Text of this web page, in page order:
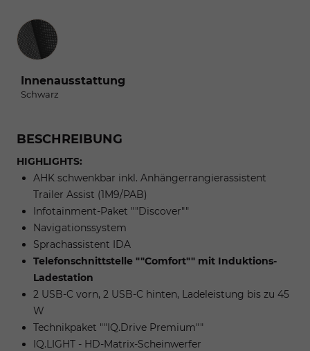
Innenausstattung
Innenausstattung
Schwarz
BESCHREIBUNG
HIGHLIGHTS:
AHK schwenkbar inkl. Anhängerrangierassistent
Trailer Assist (1M9/PAB)
Infotainment-Paket ""Discover""
Navigationssystem
Sprachassistent IDA
Telefonschnittstelle ""Comfort"" mit Induktions-
Ladestation
2 USB-C vorn, 2 USB-C hinten, Ladeleistung bis zu 45
W
Technikpaket ""IQ.Drive Premium""
IQ.LIGHT - HD-Matrix-Scheinwerfer